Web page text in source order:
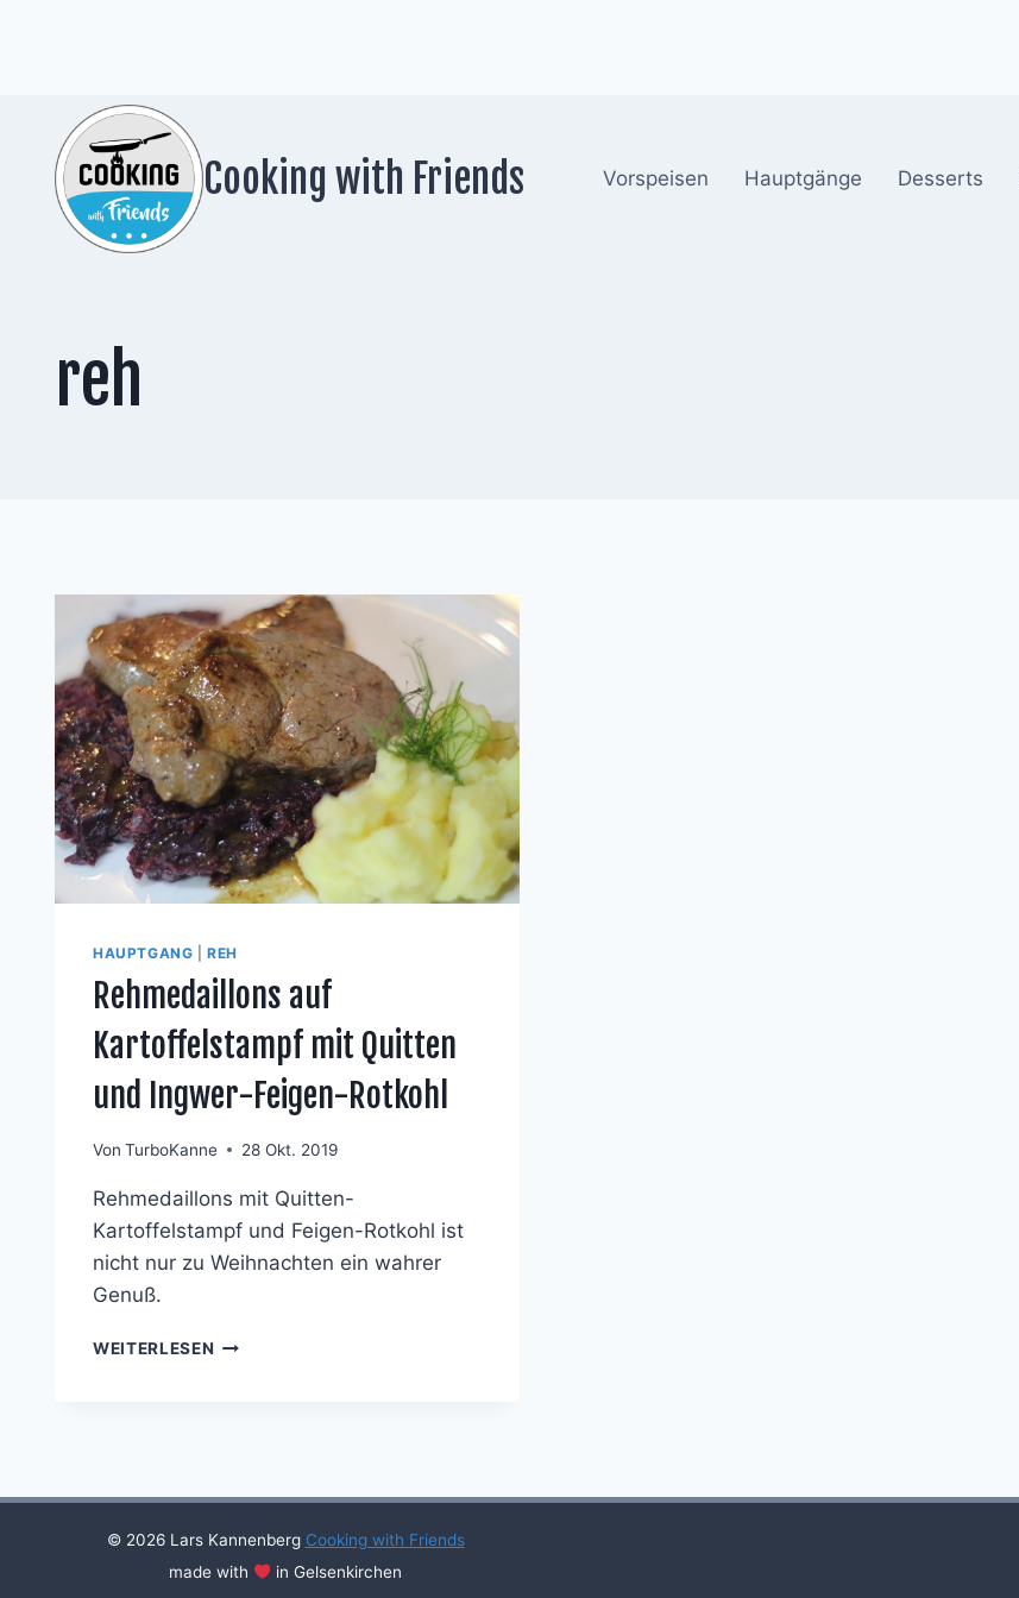
Cooking with Friends Vorspeisen Hauptgänge Desserts
reh
HAUPTGANG |REH
Rehmedaillons auf
Kartoffelstampf mit Quitten
und Ingwer-Feigen-Rotkohl
Von TurboKanne 28 Okt. 2019
Rehmedaillons mit Quitten-
Kartoffelstampf und Feigen-Rotkohl ist
nicht nur zu Weihnachten ein wahrer
Genuß.
WEITERLESEN REHMEDAILLONS
ROTKOHL
© 2026 Lars Kannenberg Cooking with Friends
made with
in Gelsenkirchen